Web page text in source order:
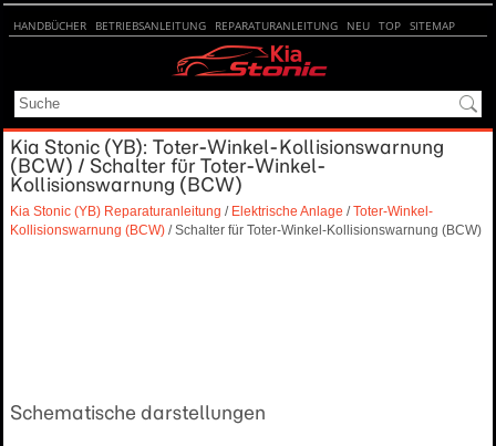
HANDBÜCHER BETRIEBSANLEITUNG REPARATURANLEITUNG NEU TOP SITEMAP
Kia Stonic (YB): Toter-Winkel-Kollisionswarnung
(BCW) / Schalter für Toter-Winkel-
Kollisionswarnung (BCW)
Kia Stonic (YB) Reparaturanleitung / Elektrische Anlage /Toter-Winkel-
Kollisionswarnung (BCW) / Schalter für Toter-Winkel-Kollisionswarnung (BCW)
Schematische darstellungen